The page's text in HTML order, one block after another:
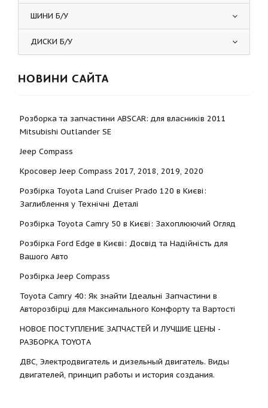
ШИНИ Б/У
ДИСКИ Б/У
НОВИНИ САЙТА
Розборка та запчастини ABSCAR: для власників 2011
Mitsubishi Outlander SE
Jeep Compass
Кросовер Jeep Compass 2017, 2018, 2019, 2020
Розбірка Toyota Land Cruiser Prado 120 в Києві:
Заглиблення у Технічні Деталі
Розбірка Toyota Camry 50 в Києві: Захоплюючий Огляд
Розбірка Ford Edge в Києві: Досвід та Надійність для
Вашого Авто
Розбірка Jeep Compass
Toyota Camry 40: Як знайти Ідеальні Запчастини в
Авторозбірці для Максимального Комфорту та Вартості
НОВОЕ ПОСТУПЛЕНИЕ ЗАПЧАСТЕЙ И ЛУЧШИЕ ЦЕНЫ -
РАЗБОРКА TOYOTА
ДВС, Электродвигатель и дизельный двигатель. Виды
двигателей, принцип работы и история создания.